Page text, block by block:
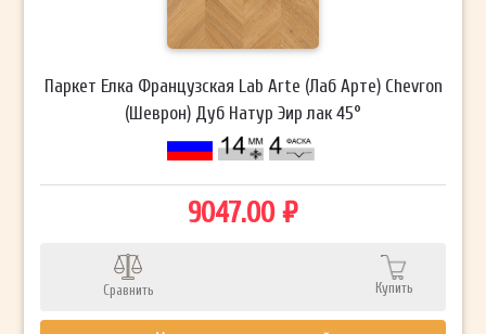
Паркет Елка Французская Lab Arte (Лаб Арте) Chevron
(Шеврон) Дуб Натур Эир лак 45°
9047.00 ₽
Сравнить Купить